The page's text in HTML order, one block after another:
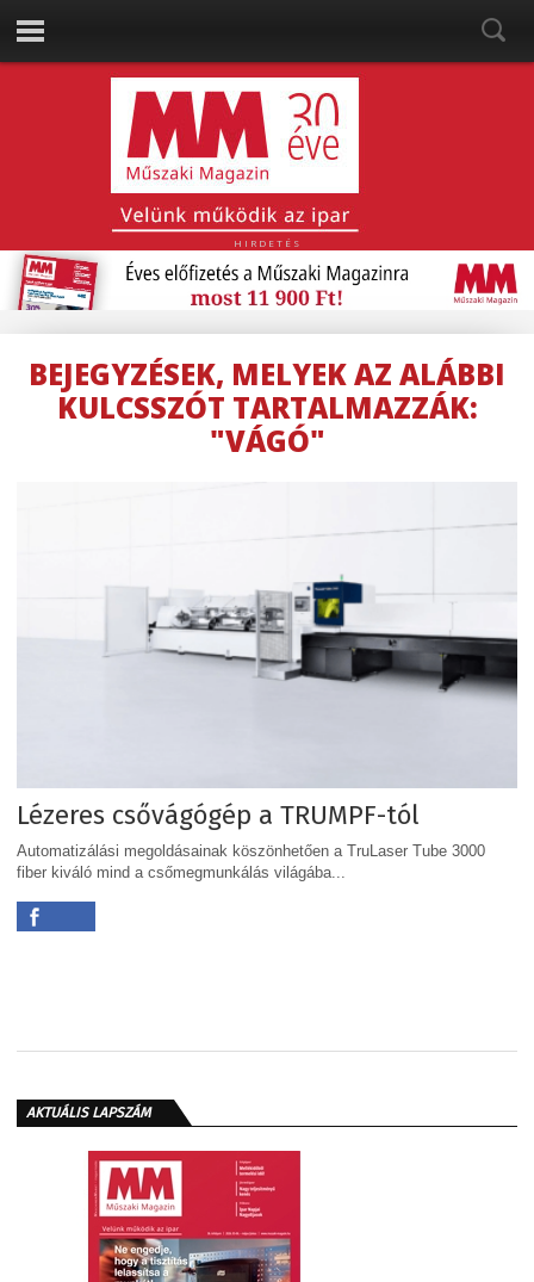
HIRDETÉS
BEJEGYZÉSEK, MELYEK AZ ALÁBBI
KULCSSZÓT TARTALMAZZÁK:
"VÁGÓ"
Lézeres csővágógép a TRUMPF-tól
Automatizálási megoldásainak köszönhetően a TruLaser Tube 3000
fiber kiváló mind a csőmegmunkálás világába...
AKTUÁLIS LAPSZÁM